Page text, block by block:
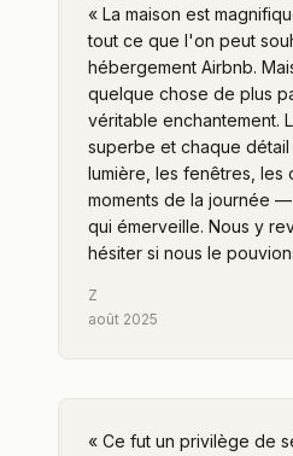
« La maison est
tout ce que l'on peut
hébergement Airbnb.
quelque chose de plus
véritable enchantement.
superbe et chaque détail
lumière, les fenêtres, les
moments de la journée
qui émerveille. Nous y
hésiter si nous le
Z
août 2025
« Ce fut un privilège de